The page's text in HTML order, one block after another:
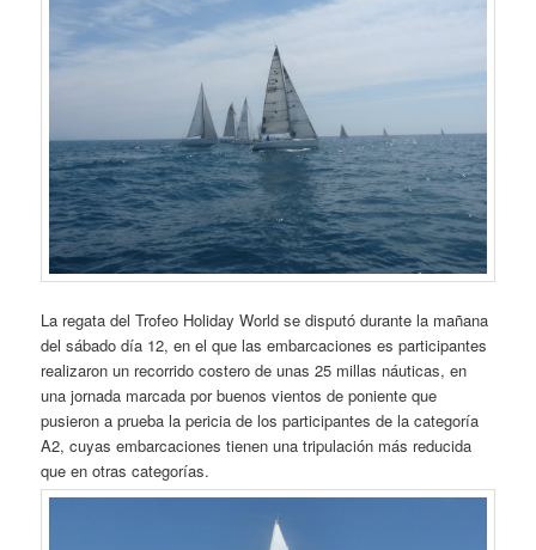
La regata del Trofeo Holiday World se disputó durante la mañana
del sábado día 12, en el que las embarcaciones es participantes
realizaron un recorrido costero de unas 25 millas náuticas, en
una jornada marcada por buenos vientos de poniente que
pusieron a prueba la pericia de los participantes de la categoría
A2, cuyas embarcaciones tienen una tripulación más reducida
que en otras categorías.